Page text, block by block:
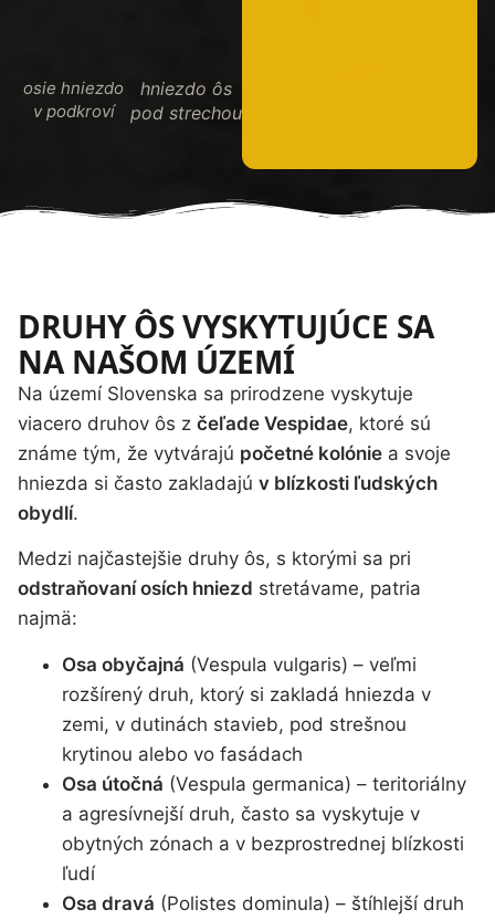
osie hniezdo
v podkroví
hniezdo ôs
pod strechou
DRUHY ÔS VYSKYTUJÚCE SA
NA NAŠOM ÚZEMÍ
Na území Slovenska sa prirodzene vyskytuje
viacero druhov ôs z čeľade Vespidae, ktoré sú
známe tým, že vytvárajú početné kolónie a svoje
hniezda si často zakladajú v blízkosti ľudských
obydlí.
Medzi najčastejšie druhy ôs, s ktorými sa pri
odstraňovaní osích hniezd stretávame, patria
najmä:
Osa obyčajná (Vespula vulgaris) – veľmi
rozšírený druh, ktorý si zakladá hniezda v
zemi, v dutinách stavieb, pod strešnou
krytinou alebo vo fasádach
Osa útočná (Vespula germanica) – teritoriálny
a agresívnejší druh, často sa vyskytuje v
obytných zónach a v bezprostrednej blízkosti
ľudí
Osa dravá (Polistes dominula) – štíhlejší druh